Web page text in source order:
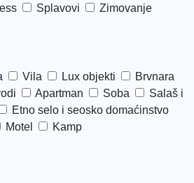
Splavovi Zimovanje
Vila Lux objekti
Brvnara
Apartman Soba
Salaš i
Etno selo i seosko domaćinstvo
Motel Kamp